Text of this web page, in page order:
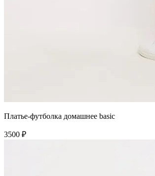
Платье-футболка домашнее basic
3500 ₽